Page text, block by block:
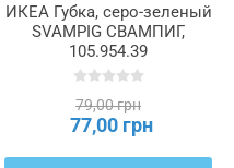
ИКЕА Губка, серо-зеленый
SVAMPIG СВАМПИГ,
105.954.39
79,00 грн
77,00 грн